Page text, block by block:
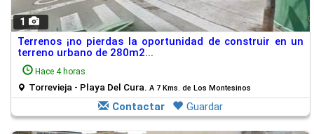
1
Terrenos ¡no pierdas la oportunidad de construir en un
terreno urbano de 280m2...
Hace 4 horas
Torrevieja - Playa Del Cura. A 7 Kms. de Los Montesinos
Contactar Guardar